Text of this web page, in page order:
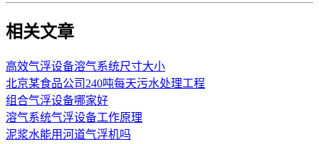
相关文章
高效气浮设备溶气系统尺寸大小
北京某食品公司240吨每天污水处理工程
组合气浮设备哪家好
溶气系统气浮设备工作原理
泥浆水能用河道气浮机吗